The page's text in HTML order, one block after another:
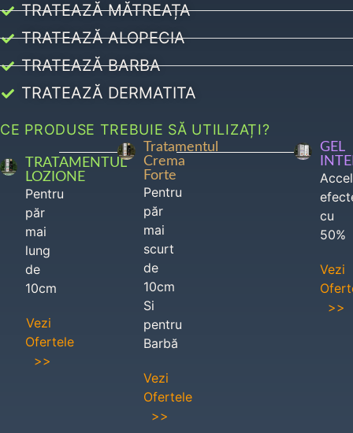
TRATEAZĂ MĂTREAȚA
TRATEAZĂ ALOPECIA
TRATEAZĂ BARBA
TRATEAZĂ DERMATITA
CE PRODUSE TREBUIE SĂ UTILIZAȚI?
TRATAMENTUL
LOZIONE
Pentru
păr
mai
lung
de
10cm
Vezi
Ofertele
>>
Tratamentul
Crema
Forte
Pentru
păr
mai
scurt
de
10cm
Si
pentru
Barbă
Vezi
Ofertele
>>
GEL
cu
50%
Vezi
>>